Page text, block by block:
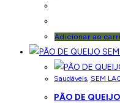
Adicionar ao
Saudáveis, SEM
PÃO DE